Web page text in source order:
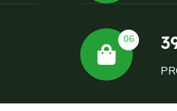
06